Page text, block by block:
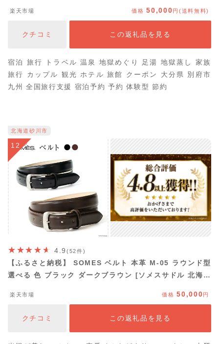
旅行 カップル 観光 ホテル 旅館 クーポン 九州 全国旅行
楽天市場 価格50,000円(送料無料)
クチコミ この返礼品を見る
宿泊 旅行 トラベル 温泉 地獄めぐり 足湯 地獄蒸し 家族
旅行 カップル 観光 ホテル 旅館 クーポン 大分県 別府市
九州 全国旅行支援 宿泊予約 予約 体験型 節約
北海道砂川市
12
4.9(52件)
【ふるさと納税】 SOMES ベルト 本革 M-05 ラウンド型
選べる 色 ブラック ダークブラウン [ソメスサドル 北海道
ー 牛革 本革 革 革製品 革ベルト 黒 日本製 紳士
楽天市場 価格50,000円
クチコミ この返礼品を見る